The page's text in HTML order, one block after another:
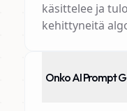
käsittelee ja
kehittyneitä
Onko AI Prompt